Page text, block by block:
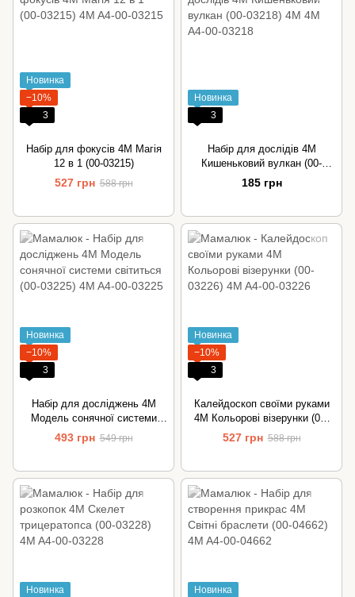
Новинка
−10%
3
Набір для фокусів 4M Магія
12 в 1 (00-03215)
527 грн 588 грн
Новинка
3
Набір для дослідів 4М
Кишеньковий вулкан (00-
03218) 4M
185 грн
Новинка
−10%
3
Набір для досліджень 4M
Модель сонячної системи
світиться (00-03225)
493 грн 549 грн
Новинка
−10%
3
Калейдоскоп своїми руками
4M Кольорові візерунки (00-
03226)
527 грн 588 грн
Новинка
Новинка